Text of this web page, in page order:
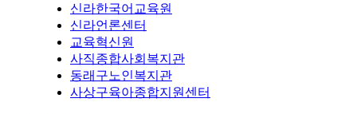
신라한국어교육원
신라언론센터
교육혁신원
사직종합사회복지관
동래구노인복지관
사상구육아종합지원센터